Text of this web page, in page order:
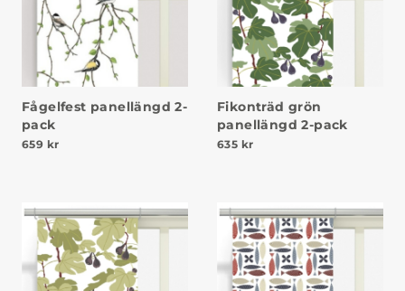
Fågelfest panellängd 2-
pack
659 kr
Fikonträd grön
panellängd 2-pack
635 kr